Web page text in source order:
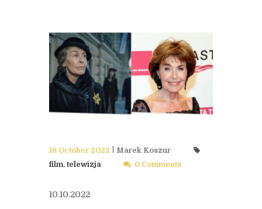
18 October 2022
Marek Koszur
film,telewizja 0 Comments
10.10.2022